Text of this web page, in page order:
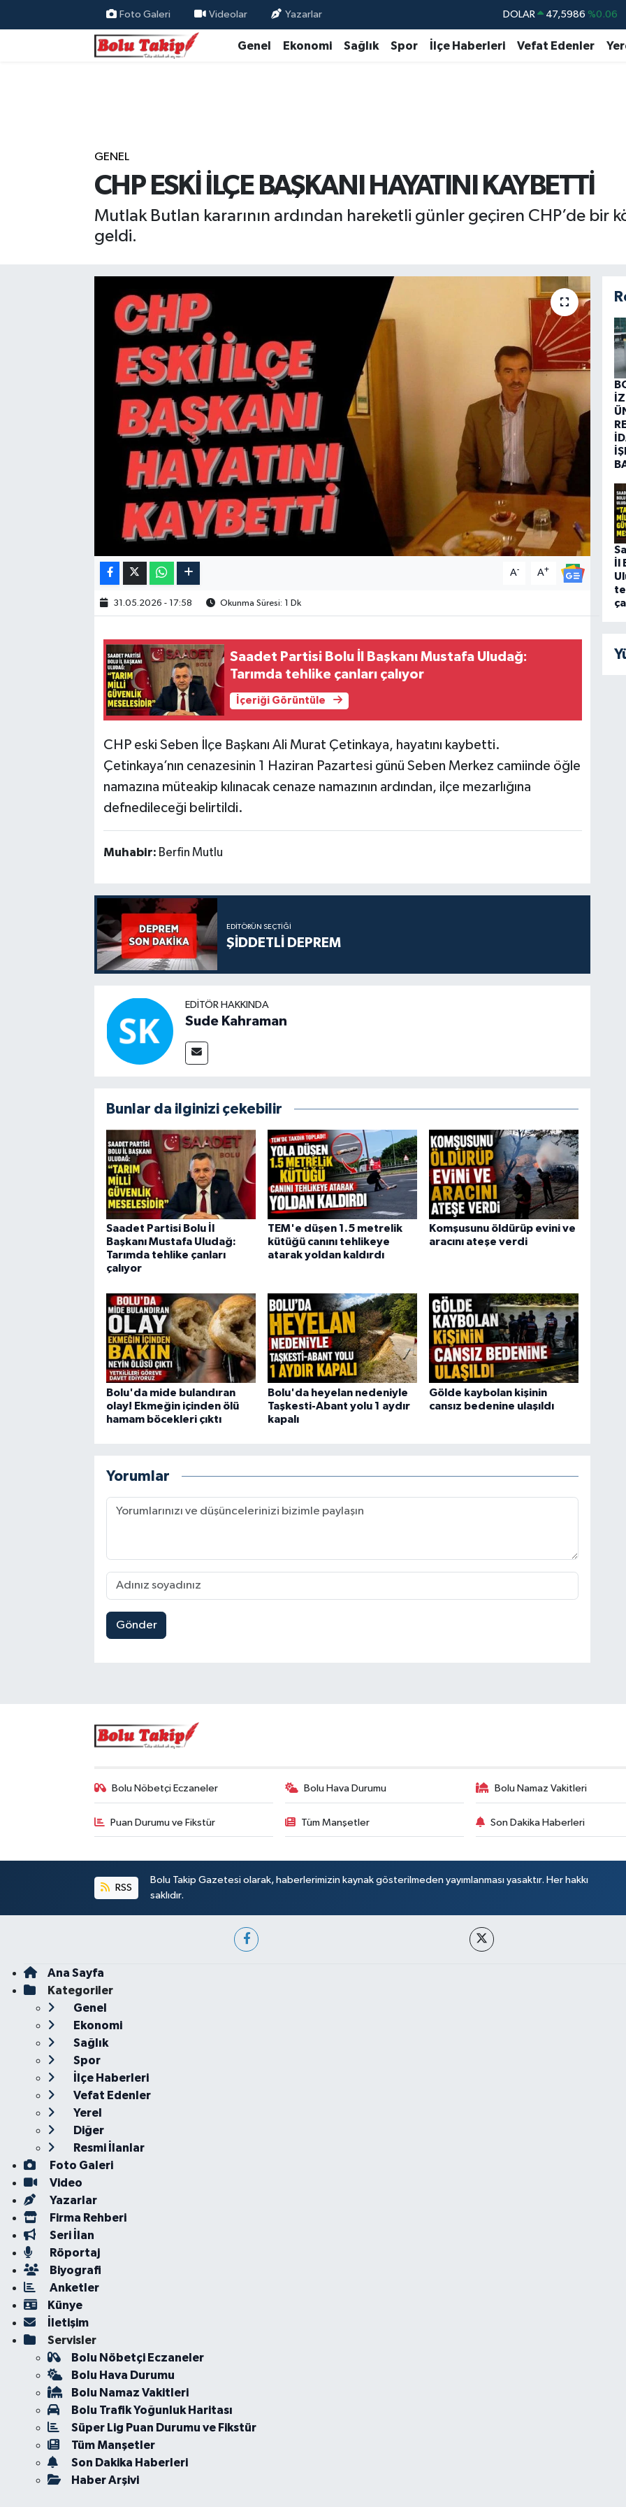
Foto Galeri Videolar Yazarlar DOLAR 47,5986 %0.06
EURO 55,0700 %0.1
Genel Ekonomi Sağlık Spor İlçe Haberleri Vefat Edenler
GENEL
CHP ESKİ İLÇE BAŞKANI HAYATINI KAYBETTİ
Mutlak Butlan kararının ardından hareketli günler geçiren CHP’de bir
geldi.
A- A+
31.05.2026 - 17:58 Okunma Süresi: 1 Dk
Saadet Partisi Bolu İl Başkanı Mustafa Uludağ:
Tarımda tehlike çanları çalıyor
İçeriği Görüntüle
CHP eski Seben İlçe Başkanı Ali Murat Çetinkaya, hayatını kaybetti.
Çetinkaya’nın cenazesinin 1 Haziran Pazartesi günü Seben Merkez camiinde öğle
namazına müteakip kılınacak cenaze namazının ardından, ilçe mezarlığına
defnedileceği belirtildi.
Muhabir: Berfin Mutlu
EDITÖRÜN SEÇTIĞI
ŞİDDETLİ DEPREM
EDITÖR HAKKINDA
Sude Kahraman
Bunlar da ilginizi çekebilir
Saadet Partisi Bolu İl
Başkanı Mustafa Uludağ:
Tarımda tehlike çanları
çalıyor
TEM'e düşen 1.5 metrelik
kütüğü canını tehlikeye
atarak yoldan kaldırdı
Komşusunu öldürüp evini ve
aracını ateşe verdi
Bolu'da mide bulandıran
olay! Ekmeğin içinden ölü
hamam böcekleri çıktı
Bolu'da heyelan nedeniyle
Taşkesti-Abant yolu 1 aydır
kapalı
Gölde kaybolan kişinin
cansız bedenine ulaşıldı
Yorumlar
Gönder
Bolu Nöbetçi Eczaneler Bolu Hava Durumu Bolu Namaz Vakitleri
Puan Durumu ve Fikstür Tüm Manşetler Son Dakika Haberleri
RSS
Bolu Takip Gazetesi olarak, haberlerimizin kaynak gösterilmeden yayımlanması yasaktır. Her hakkı
saklıdır.
Ana Sayfa
Kategoriler
Genel
Ekonomi
Sağlık
Spor
İlçe Haberleri
Vefat Edenler
Yerel
Diğer
Resmi İlanlar
Foto Galeri
Video
Yazarlar
Firma Rehberi
Seri İlan
Röportaj
Biyografi
Anketler
Künye
İletişim
Servisler
Bolu Nöbetçi Eczaneler
Bolu Hava Durumu
Bolu Namaz Vakitleri
Bolu Trafik Yoğunluk Haritası
Süper Lig Puan Durumu ve Fikstür
Tüm Manşetler
Son Dakika Haberleri
Haber Arşivi